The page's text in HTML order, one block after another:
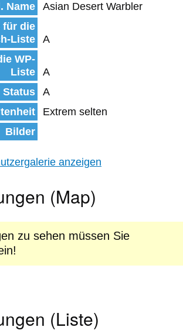
Name
Asian Desert Warbler
für die
Liste
A
WP-
Liste
A
Status
A
Extrem selten
Bilder
anzeigen
(Map)
zu sehen müssen Sie
(Liste)